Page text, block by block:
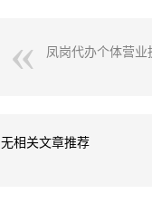
凤岗代办个体营业
无相关文章推荐